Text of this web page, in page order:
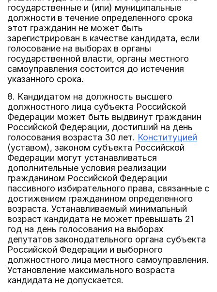
государственные и (или) муниципальные
должности в течение определенного срока
этот гражданин не может быть
зарегистрирован в качестве кандидата, если
голосование на выборах в органы
государственной власти, органы местного
самоуправления состоится до истечения
указанного срока.
8. Кандидатом на должность высшего
должностного лица субъекта Российской
Федерации может быть выдвинут гражданин
Российской Федерации, достигший на день
голосования возраста 30 лет. Конституцией
(уставом), законом субъекта Российской
Федерации могут устанавливаться
дополнительные условия реализации
гражданином Российской Федерации
пассивного избирательного права, связанные с
достижением гражданином определенного
возраста. Устанавливаемый минимальный
возраст кандидата не может превышать 21
год на день голосования на выборах
депутатов законодательного органа субъекта
Российской Федерации и выборного
должностного лица местного самоуправления.
Установление максимального возраста
кандидата не допускается.